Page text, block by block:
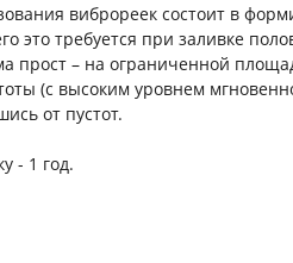
виброреек состоит в
это требуется при заливке
прост – на ограниченной
(с высоким уровнем
от пустот.
- 1 год.